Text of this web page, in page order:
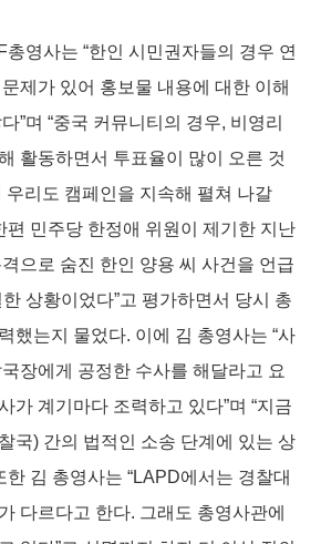
영사는 “한인 시민권자들의 경우 연
제가 있어 홍보물 내용에 대한 이해
”며 “중국 커뮤니티의 경우, 비영리
활동하면서 투표율이 많이 오른 것
우리도 캠페인을 지속해 펼쳐 나갈
편 민주당 한정애 위원이 제기한 지난
으로 숨진 한인 양용 씨 사건을 언급
상황이었다”고 평가하면서 당시 총
했는지 물었다. 이에 김 총영사는 “사
장에게 공정한 수사를 해달라고 요
가 계기마다 조력하고 있다”며 “지금
국) 간의 법적인 소송 단계에 있는 상
한 김 총영사는 “LAPD에서는 경찰대
다르다고 한다. 그래도 총영사관에